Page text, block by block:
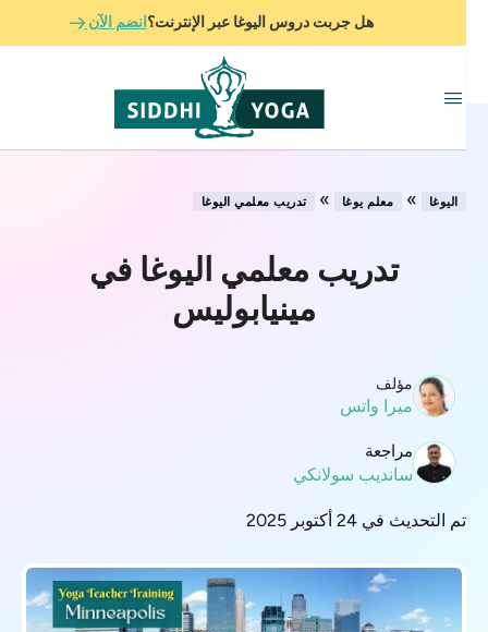
هل جربت دروس اليوغا عبر الإنترنت؟انضم الآن
اليوغا » معلم يوغا » تدريب معلمي اليوغا
تدريب معلمي اليوغا في
مينيابوليس
مؤلف
ميرا واتس
مراجعة
سانديب سولانكي
تم التحديث في 24 أكتوبر 2025